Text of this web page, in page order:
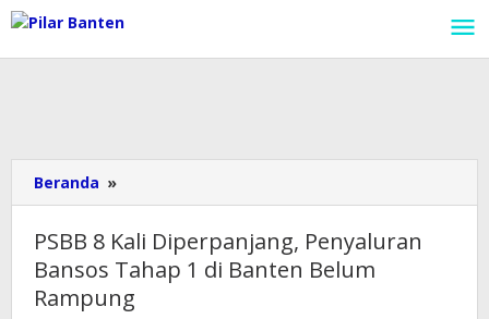
Lewati
ke
konten
Beranda »
8
Kali
Diperpanjang,
Penyaluran
Bansos
PSBB 8 Kali Diperpanjang, Penyaluran
Bansos Tahap 1 di Banten Belum
Rampung